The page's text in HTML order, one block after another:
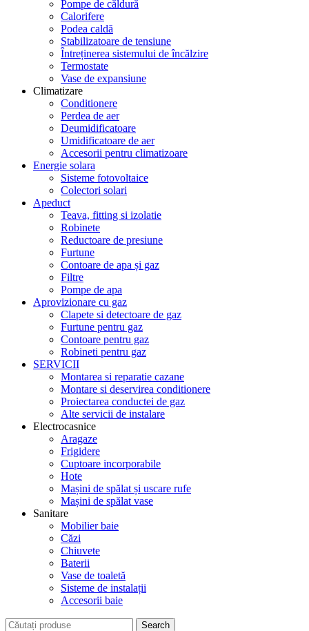
Pompe de căldură
Calorifere
Podea caldă
Stabilizatoare de tensiune
Întreținerea sistemului de încălzire
Termostate
Vase de expansiune
Climatizare
Conditionere
Perdea de aer
Deumidificatoare
Umidificatoare de aer
Accesorii pentru climatizoare
Energie solara
Sisteme fotovoltaice
Colectori solari
Apeduct
Teava, fitting si izolatie
Robinete
Reductoare de presiune
Furtune
Contoare de apa și gaz
Filtre
Pompe de apa
Aprovizionare cu gaz
Clapete si detectoare de gaz
Furtune pentru gaz
Contoare pentru gaz
Robineti pentru gaz
SERVICII
Montarea si reparatie cazane
Montare si deservirea conditionere
Proiectarea conductei de gaz
Alte servicii de instalare
Electrocasnice
Aragaze
Frigidere
Cuptoare incorporabile
Hote
Mașini de spălat și uscare rufe
Mașini de spălat vase
Sanitare
Mobilier baie
Căzi
Chiuvete
Baterii
Vase de toaletă
Sisteme de instalații
Accesorii baie
Search